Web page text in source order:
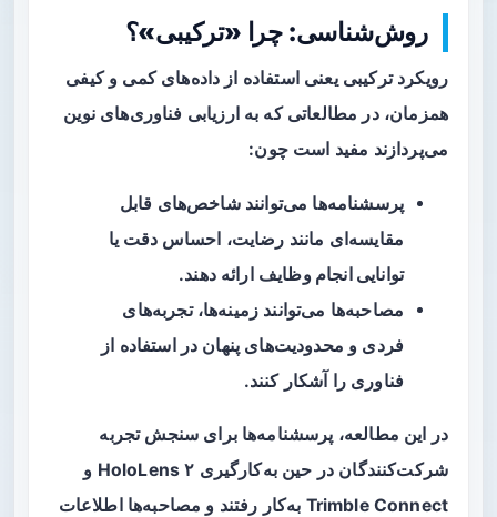
روش‌شناسی: چرا «ترکیبی»؟
رویکردترکیبی یعنی استفاده از داده‌های کمی و کیفی
همزمان، در مطالعاتی که به ارزیابی فناوری‌های نوین
می‌پردازند مفید است چون:
پرسشنامه‌ها می‌توانند شاخص‌های قابل
مقایسه‌ای مانند رضایت، احساس دقت یا
توانایی انجام وظایف ارائه دهند.
مصاحبه‌ها می‌توانند زمینه‌ها، تجربه‌های
فردی و محدودیت‌های پنهان در استفاده از
فناوری را آشکار کنند.
در این مطالعه، پرسشنامه‌ها برای سنجش تجربه
شرکت‌کنندگان در حین به‌کارگیری HoloLens ۲ و
Trimble Connect به‌کار رفتند و مصاحبه‌ها اطلاعات